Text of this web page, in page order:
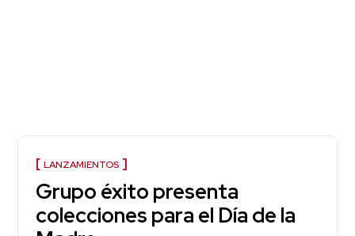
LANZAMIENTOS
Grupo éxito presenta
colecciones para el Día de la